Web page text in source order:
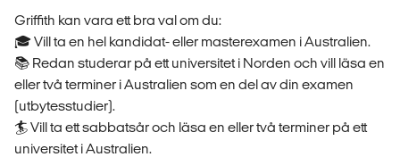
Griffith kan vara ett bra val om du:
🎓 Vill ta en hel kandidat- eller masterexamen i Australien.
📚 Redan studerar på ett universitet i Norden och vill läsa en
eller två terminer i Australien som en del av din examen
(utbytesstudier).
🏄 Vill ta ett sabbatsår och läsa en eller två terminer på ett
universitet i Australien.